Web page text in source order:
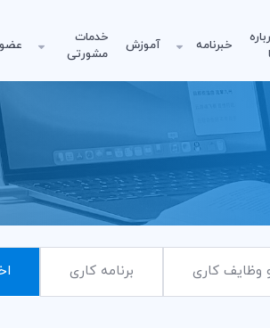
خبرنامه آموزش
خدمات
مشورتی
وظایف کاری برنامه کاری